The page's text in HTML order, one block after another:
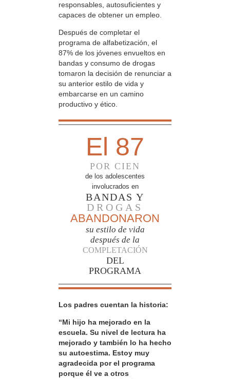
responsables, autosuficientes y
capaces de obtener un empleo.
Después de completar el
programa de alfabetización, el
87% de los jóvenes envueltos en
bandas y consumo de drogas
tomaron la decisión de renunciar a
su anterior estilo de vida y
embarcarse en un camino
productivo y ético.
El 87
POR CIEN
de los adolescentes
involucrados en
BANDAS Y
DROGAS
ABANDONARON
su estilo de vida
después de la
COMPLETACIÓN
DEL
PROGRAMA
Los padres cuentan la historia:
“Mi hijo ha mejorado en la
escuela. Su nivel de lectura ha
mejorado y también lo ha hecho
su autoestima. Estoy muy
agradecida por el programa
porque él ve a otros